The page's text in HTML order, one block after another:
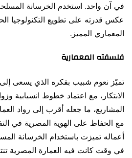
في آن واحد. استخدم الخرسانة
عكس قدرته على تطويع التكنولوجيا
المعماري المميز.
فلسفته المعمارية
تميّز نعوم شبيب بفكره الذي يسعى
الابتكار، مع اعتماد خطوط انسيابية
المشاريع، ما جعله أقرب إلى رواد
مع الحفاظ على الهوية المصرية في
أعماله تميزت باستخدام الخرسانة
في وقت كانت فيه العمارة المصرية